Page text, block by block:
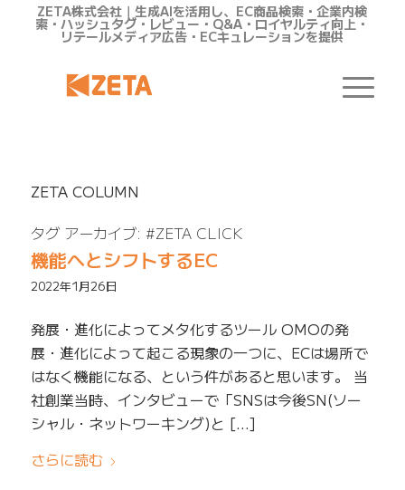
ZETA株式会社｜生成AIを活用し、EC商品検索・企業内検
索・ハッシュタグ・レビュー・Q&A・ロイヤルティ向上・
リテールメディア広告・ECキュレーションを提供
ZETA COLUMN
タグ アーカイブ: #ZETA CLICK
機能へとシフトするEC
2022年1月26日
発展・進化によってメタ化するツール OMOの発
展・進化によって起こる現象の一つに、ECは場所で
はなく機能になる、という件があると思います。 当
社創業当時、インタビューで「SNSは今後SN(ソー
シャル・ネットワーキング)と […]
さらに読む